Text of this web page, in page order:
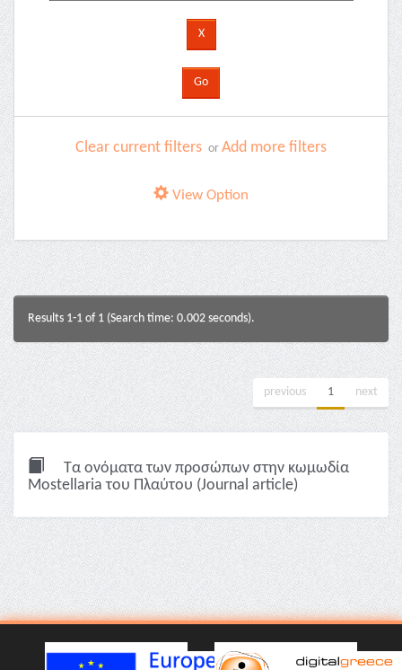
Clear current filters or Add more filters
View Option
Results 1-1 of 1 (Search time: 0.002 seconds).
previous 1 next
Τα ονόματα των προσώπων στην κωμωδία
Mostellaria του Πλαύτου (Journal article)